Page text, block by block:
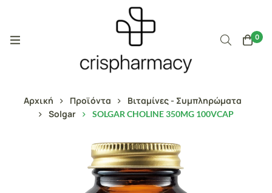
0
Αρχική Προϊόντα
Βιταμίνες - Συμπληρώματα
Solgar
SOLGAR CHOLINE 350MG 100VCAP